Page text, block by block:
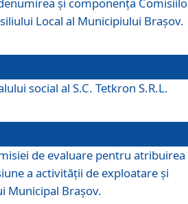
şi componenţa
Local al Municipiului Braşov.
social al S.C. Tetkron S.R.L.
de evaluare pentru atribuirea
a activităţii de exploatare şi
Municipal Braşov.